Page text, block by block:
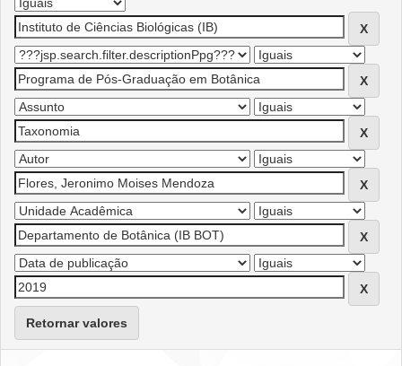
Retornar valores